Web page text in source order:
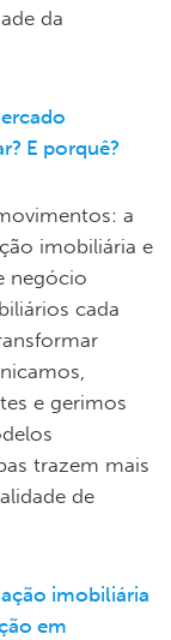
da
E porquê?
a
imobiliária e
negócio
cada
e gerimos
trazem mais
de
imobiliária
em